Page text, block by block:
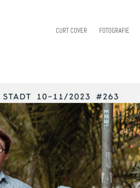
CURT COVER FOTOGRAFIE